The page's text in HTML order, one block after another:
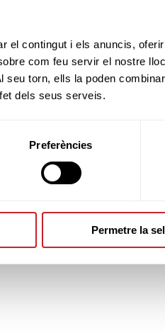
el contingut i els anuncis,
com feu servir el nostre
seu torn, ells la poden
dels seus serveis.
Preferències
Permetre la
TERMES DE
COMPETICIÓ
INSCRITS